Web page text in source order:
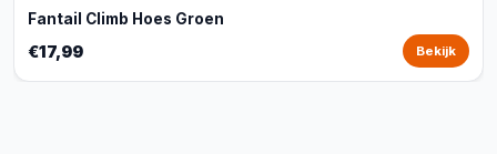
Fantail Climb Hoes Groen
€17,99 Bekijk